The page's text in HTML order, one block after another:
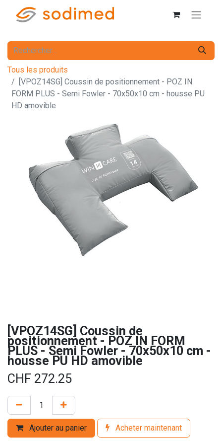
Tous les produits
[VPOZ14SG] Coussin de positionnement - POZ IN
FORM PLUS - Semi Fowler - 70x50x10 cm - housse PU
HD amovible
[VPOZ14SG] Coussin de
positionnement - POZ IN FORM
PLUS - Semi Fowler - 70x50x10 cm -
housse PU HD amovible
CHF 272.25
Ajouter au panier Acheter maintenant